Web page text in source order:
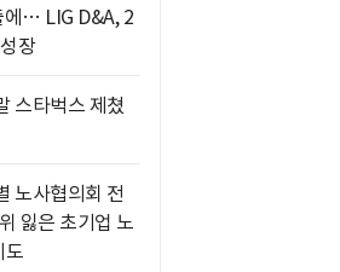
… LIG D&A, 2
장
스타벅스 제쳤
노사협의회 전
잃은 초기업 노
도